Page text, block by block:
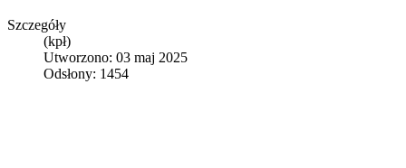
Szczegóły
(kpł)
Utworzono: 03 maj 2025
Odsłony: 1454